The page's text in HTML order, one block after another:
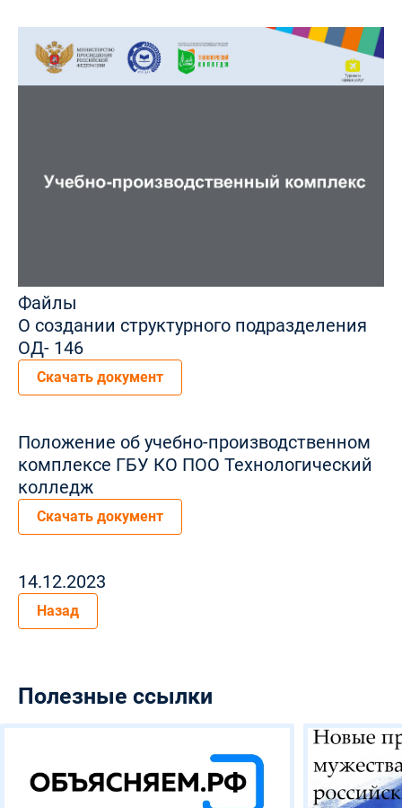
Файлы
О создании структурного подразделения
ОД- 146
Скачать документ
Положение об учебно-производственном
комплексе ГБУ КО ПОО Технологический
колледж
Скачать документ
14.12.2023
Назад
Полезные ссылки